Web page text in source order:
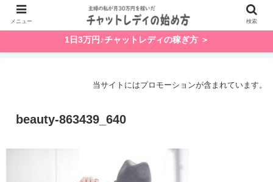
1日3万円♪チャットレディの稼ぎ方 ＞
当サイトにはプロモーションが含まれています。
beauty-863439_640
メニュー 検索